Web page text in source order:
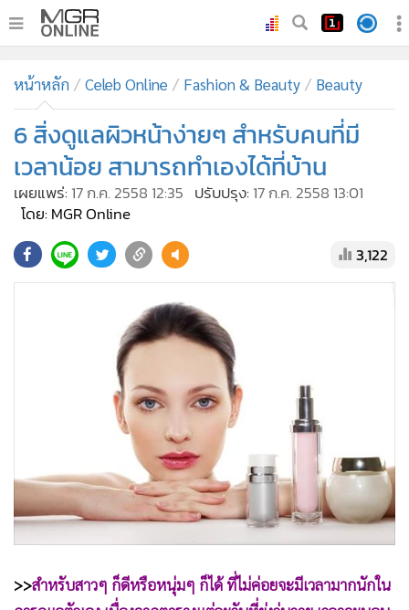
ทันเหตุการณ์
• ภาคใต้
ภูมิภาค
Online Section
บันเทิง
• ผู้จัดการรายวัน
• คอลัมนิสต์
Good health & Well-being
Green Innovation & SD
Management & HR
MGR Live
• Infographic
• การเมือง
• ท่องเที่ยว
หน้าหลัก Celeb Online Fashion & Beauty Beauty
6 สิ่งดูแลผิวหน้าง่ายๆ สำหรับคนที่มี
เวลาน้อย สามารถทำเองได้ที่บ้าน
เผยแพร่: 17 ก.ค. 2558 12:35 ปรับปรุง: 17 ก.ค. 2558 13:01
โดย: MGR Online
3,122
>>สำหรับสาวๆ ก็ดีหรือหนุ่มๆ ก็ได้ ที่ไม่ค่อยจะมีเวลามากนักใน